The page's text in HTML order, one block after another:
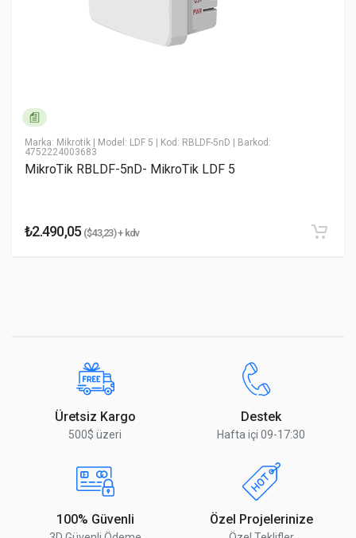
* Yorumunuz
Marka: Mikrotik | Model: LDF 5 | Kod: RBLDF-5nD | Barkod:
4752224003683
MikroTik RBLDF-5nD- MikroTik LDF 5
₺2.490,05 ($43,23) + kdv
Üretsiz Kargo
500$ üzeri
Destek
Hafta içi 09-17:30
100% Güvenli Özel Projelerinize